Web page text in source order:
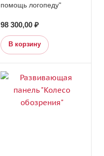
помощь логопеду"
98 300,00 ₽
В корзину